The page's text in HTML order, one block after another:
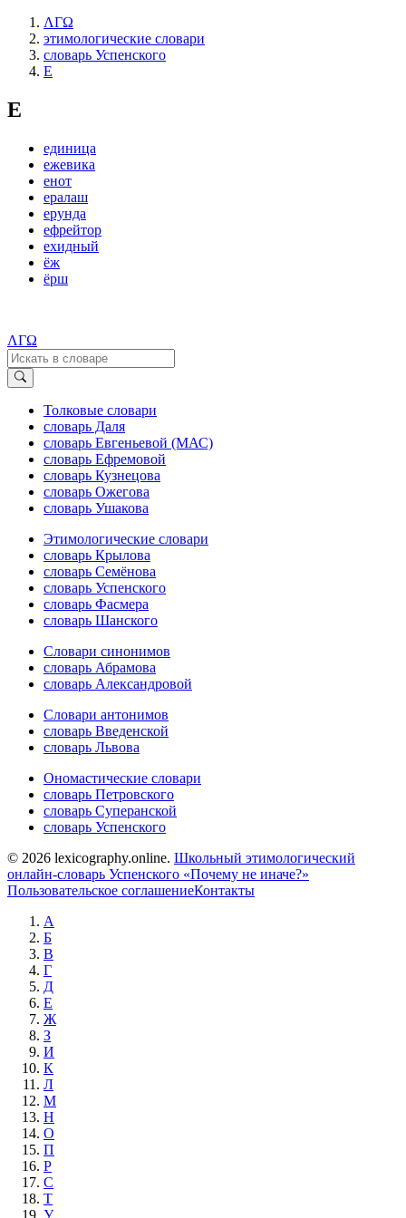
ΛΓΩ
этимологические словари
словарь Успенского
Е
Е
единица
ежевика
енот
ералаш
ерунда
ефрейтор
ехидный
ёж
ёрш
ΛΓΩ
Толковые словари
словарь Даля
словарь Евгеньевой (МАС)
словарь Ефремовой
словарь Кузнецова
словарь Ожегова
словарь Ушакова
Этимологические словари
словарь Крылова
словарь Семёнова
словарь Успенского
словарь Фасмера
словарь Шанского
Словари синонимов
словарь Абрамова
словарь Александровой
Словари антонимов
словарь Введенской
словарь Львова
Ономастические словари
словарь Петровского
словарь Суперанской
словарь Успенского
© 2026 lexicography.online. Школьный этимологический
онлайн-словарь Успенского «Почему не иначе?»
Пользовательское соглашениеКонтакты
А
Б
В
Г
Д
Е
Ж
З
И
К
Л
М
Н
О
П
Р
С
Т